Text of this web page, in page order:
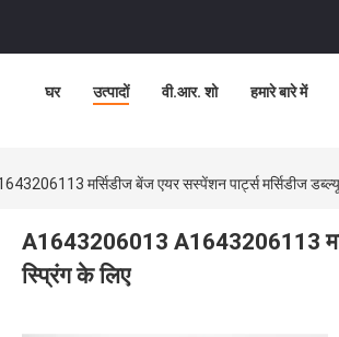
घर उत्पादों वी.आर. शो हमारे बारे में
मर्सिडीज बेंज एयर सस्पेंशन पार्ट्स मर्सिडीज
A1643206013 A1643206113
स्प्रिंग के लिए